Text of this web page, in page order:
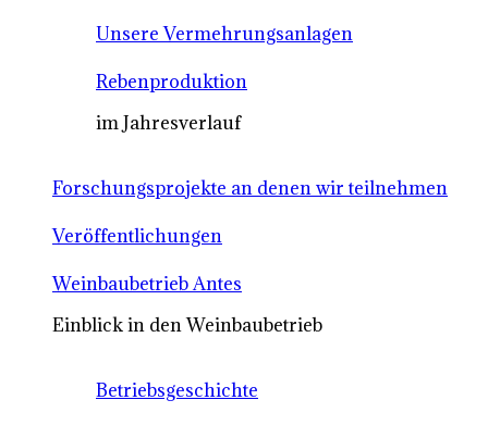
Unsere Vermehrungsanlagen
Rebenproduktion
im Jahresverlauf
Forschungsprojekte an denen wir teilnehmen
Veröffentlichungen
Weinbaubetrieb Antes
Einblick in den Weinbaubetrieb
Betriebsgeschichte